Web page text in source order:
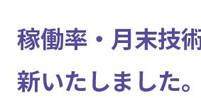
稼働率・月末技
新いたしました。